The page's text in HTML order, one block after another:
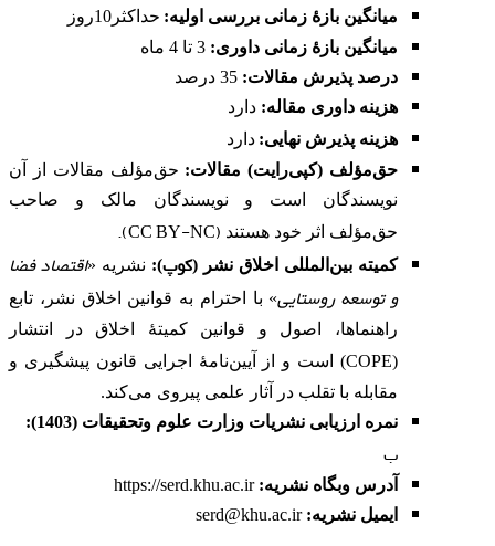
میانگین بازۀ زمانی بررسی اولیه: حداکثر10روز
میانگین بازۀ زمانی داوری: 3 تا 4 ماه
درصد پذیرش مقالات: 35 درصد
هزینه داوری مقاله: دارد
هزینه پذیرش نهایی: دارد
حق‌مؤلف (کپی‌رایت) مقالات: حق‌مؤلف مقالات از آن
نویسندگان است و نویسندگان مالک و صاحب
حق‌مؤلف اثر خود هستند (
CC BY-NC
).
کمیته بین‌المللی اخلاق نشر (کوپ): نشریه «اقتصاد فضا
و توسعه روستایی» با احترام به قوانین اخلاق نشر، تابع
راهنماها، اصول و قوانین کمیتۀ اخلاق در انتشار
(
COPE) است و از آیین‌نامۀ اجرایی قانون پیشگیری و
مقابله با تقلب در آثار علمی پیروی می‌کند.
نمره ارزیابی نشریات وزارت علوم وتحقیقات (1403):
ب
آدرس وبگاه نشریه:
https://serd.khu.ac.ir
ایمیل نشریه:serd@khu.ac.ir